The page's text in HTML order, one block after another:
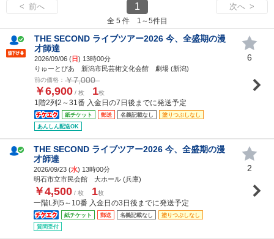
< 前へ 1 次へ >
全 5 件 1～5件目
THE SECOND ライブツアー2026 今、全盛期の漫
才師達
2026/09/06 (日) 13時00分
りゅーとぴあ 新潟市民芸術文化会館 劇場 (新潟)
前の価格： ￥7,000
￥6,900 / 枚 1枚
1階2列2～31番 入金日の7日後までに発送予定
紙チケット 郵送 名義記載なし
塗りつぶしなし
あんしん配送OK
6
THE SECOND ライブツアー2026 今、全盛期の漫
才師達
2026/09/23 (水) 13時00分
明石市立市民会館 大ホール (兵庫)
￥4,500 / 枚 1枚
一階L列5～10番 入金日の3日後までに発送予定
紙チケット 郵送 名義記載なし
塗りつぶしなし
質問受付
2